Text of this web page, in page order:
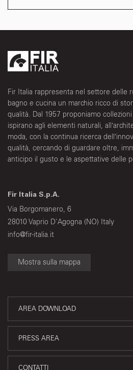
Fir Italia rappresenta nel settore delle
bagno e cucina un marchio ricco di
qualità. Dal 1957 proponiamo
ispirano agli elementi naturali,
moda, con la continua ricerca
qualità, cercando di guardare oltre,
anticipo il gusto e le aspettative delle
Fir Italia S.p.A.
Via Borgomanero, 6
28010 Vaprio D'Agogna (NO) Italy
info@fir-italia.it
Mostra sulla mappa
AREA DOWNLOAD
PRESS AREA
CONTATTI